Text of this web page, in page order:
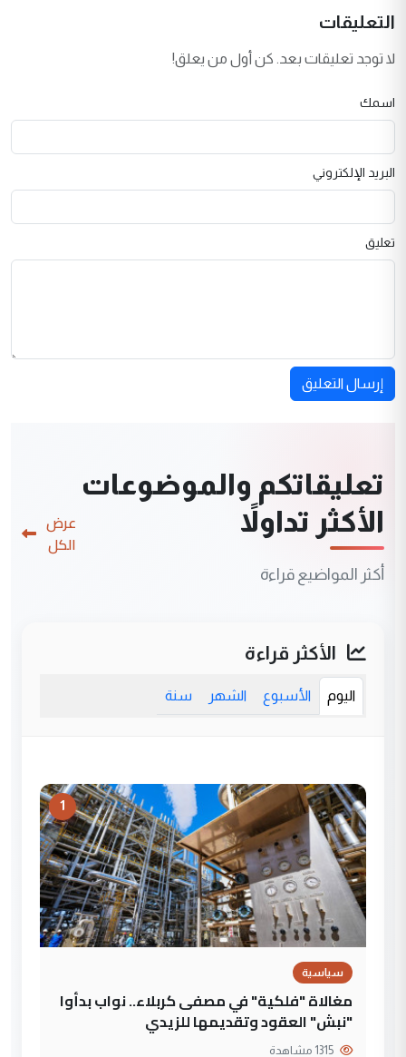
التعليقات
لا توجد تعليقات بعد. كن أول من يعلق!
اسمك
البريد الإلكتروني
تعليق
إرسال التعليق
تعليقاتكم والموضوعات
الأكثر تداولاً
أكثر المواضيع قراءة
عرض
الكل
الأكثر قراءة
اليوم الأسبوع الشهر سنة
1
سياسية
مغالاة "فلكية" في مصفى كربلاء.. نواب بدأوا
"نبش" العقود وتقديمها للزيدي